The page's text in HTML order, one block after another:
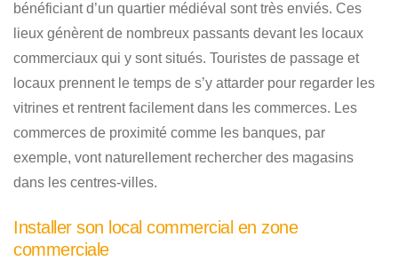
bénéficiant d’un quartier médiéval sont très enviés. Ces
lieux génèrent de nombreux passants devant les locaux
commerciaux qui y sont situés. Touristes de passage et
locaux prennent le temps de s’y attarder pour regarder les
vitrines et rentrent facilement dans les commerces. Les
commerces de proximité comme les banques, par
exemple, vont naturellement rechercher des magasins
dans les centres-villes.
Installer son local commercial en zone
commerciale